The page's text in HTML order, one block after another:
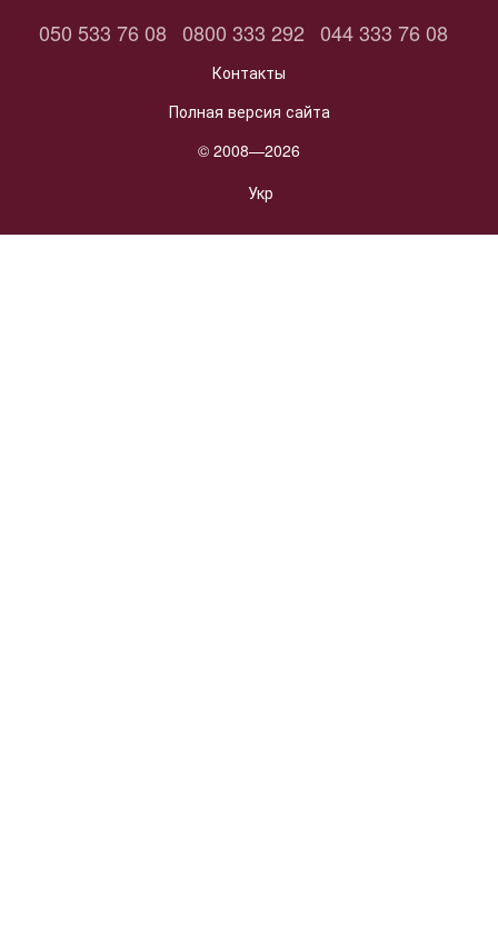
050 533 76 08 0800 333 292 044 333 76 08
Контакты
Полная версия сайта
© 2008—2026
Укр